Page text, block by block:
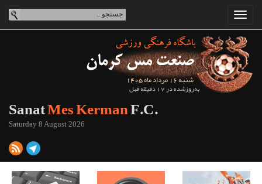
شنبه 16 مرداد ماه 1405
به‌روزشده در 17 دقیقه قبل
SanatMes KermanF.C.
Saturday 8 August 2026